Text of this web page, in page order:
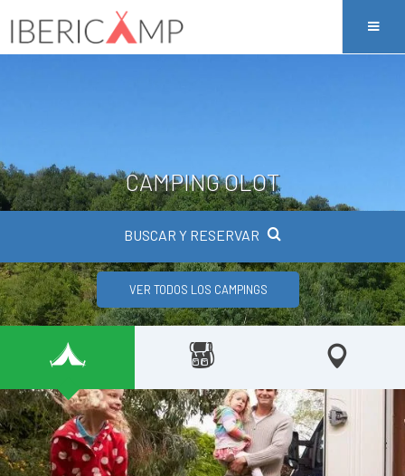
CAMPING OLOT
BUSCAR Y RESERVAR
VER TODOS LOS CAMPINGS